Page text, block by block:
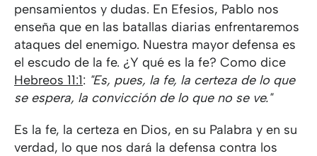
pensamientos y dudas. En Efesios, Pablo nos
enseña que en las batallas diarias enfrentaremos
ataques del enemigo. Nuestra mayor defensa es
el escudo de la fe. ¿Y qué es la fe? Como dice
Hebreos 11:1: "Es, pues, la fe, la certeza de lo que
se espera, la convicción de lo que no se ve."
Es la fe, la certeza en Dios, en su Palabra y en su
verdad, lo que nos dará la defensa contra los